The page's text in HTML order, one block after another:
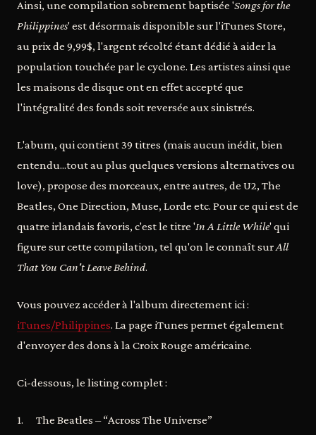
Ainsi, une compilation sobrement baptisée 'Songs for the
Philippines' est désormais disponible sur l'iTunes Store,
au prix de 9,99$, l'argent récolté étant dédié à aider la
population touchée par le cyclone. Les artistes ainsi que
les maisons de disque ont en effet accepté que
l'intégralité des fonds soit reversée aux sinistrés.
L'abum, qui contient 39 titres (mais aucun inédit, bien
entendu...tout au plus quelques versions alternatives ou
love), propose des morceaux, entre autres, de U2, The
Beatles, One Direction, Muse, Lorde etc. Pour ce qui est de
quatre irlandais favoris, c'est le titre 'In A Little While' qui
figure sur cette compilation, tel qu'on le connaît surAll
That You Can't Leave Behind.
Vous pouvez accéder à l'album directement ici :
iTunes/Philippines. La page iTunes permet également
d'envoyer des dons à la Croix Rouge américaine.
Ci-dessous, le listing complet :
1. The Beatles – “Across The Universe”